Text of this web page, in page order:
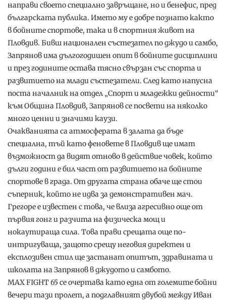
направи своето специално завръщане, но и бенефис, пред
българската публика. Името му е добре познато както
в бойните спортове, така и в спортния живот на
Пловдив. Бивш национален състезател по джудо и самбо,
Запрянов има дългогодишен опит в бойните дисциплини
и през годините остава тясно свързан със спорта и
развитието на млади състезатели. След като напусна
поста началник на отдел „Спорт и младежки дейности“
към Община Пловдив, Запрянов се посвети на няколко
много ценни и значими каузи.
Очакванията са атмосферата в залата да бъде
специална, тъй като феновете в Пловдив ще имат
възможност да видят отново в действие човек, който
дълги години е бил част от развитието на бойните
спортове в града. От другата страна обаче ще стои
съперник, който не идва за демонстративен мач.
Грегоре е известен с това, че влиза агресивно още от
първия гонг и разчита на физическа мощ и
нокаутираща сила. Това прави срещата още по-
интригуваща, защото срещу неговия директен и
експлозивен стил ще застанат опитът, здравината и
школата на Запрянов в джудото и самбото.
MAX FIGHT 65 се очертава като една от големите бойни
вечери тази пролет, а подглавният двубой между Иван